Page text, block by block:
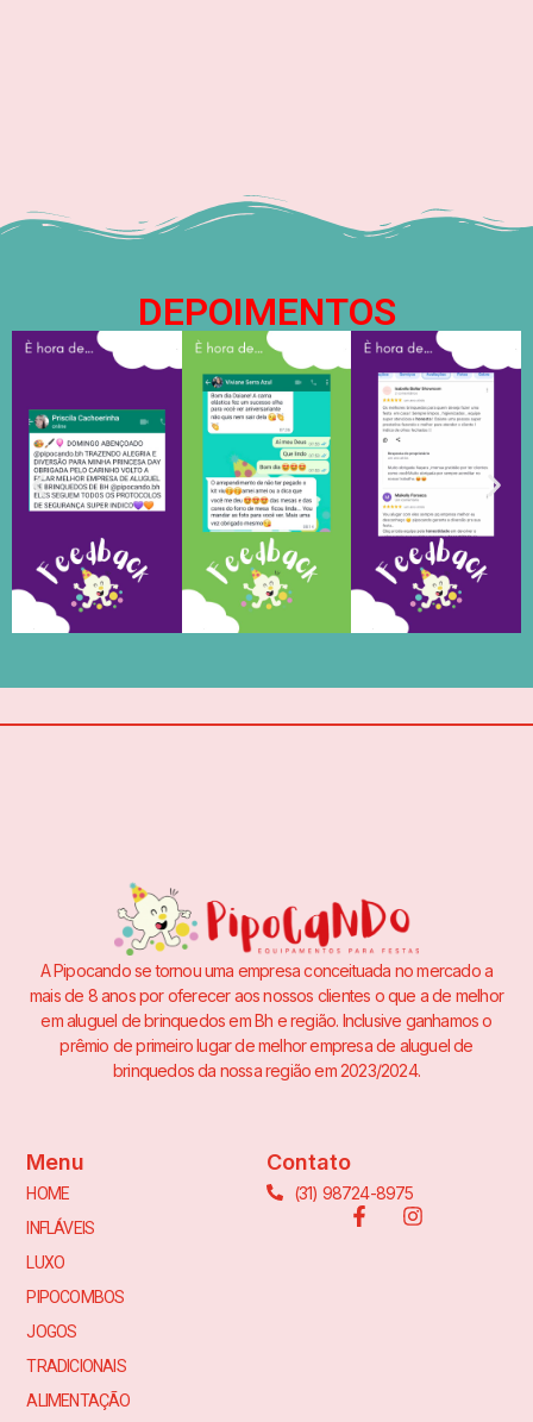
DEPOIMENTOS
A Pipocando se tornou uma empresa conceituada no mercado a
mais de 8 anos por oferecer aos nossos clientes o que a de melhor
em aluguel de brinquedos em Bh e região. Inclusive ganhamos o
prêmio de primeiro lugar de melhor empresa de aluguel de
brinquedos da nossa região em 2023/2024.
Menu
HOME
INFLÁVEIS
LUXO
PIPOCOMBOS
JOGOS
TRADICIONAIS
ALIMENTAÇÃO
Contato
(31) 98724-8975